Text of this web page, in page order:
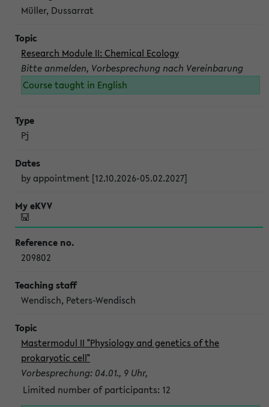
Müller, Dussarrat
Research Module II: Chemical Ecology
Bitte anmelden, Vorbesprechung nach Vereinbarung
Course taught in English
Pj
by appointment [12.10.2026-05.02.2027]
209802
Wendisch, Peters-Wendisch
Mastermodul II "Physiology and genetics of the
prokaryotic cell"
Vorbesprechung: 04.01., 9 Uhr,
Limited number of participants: 12